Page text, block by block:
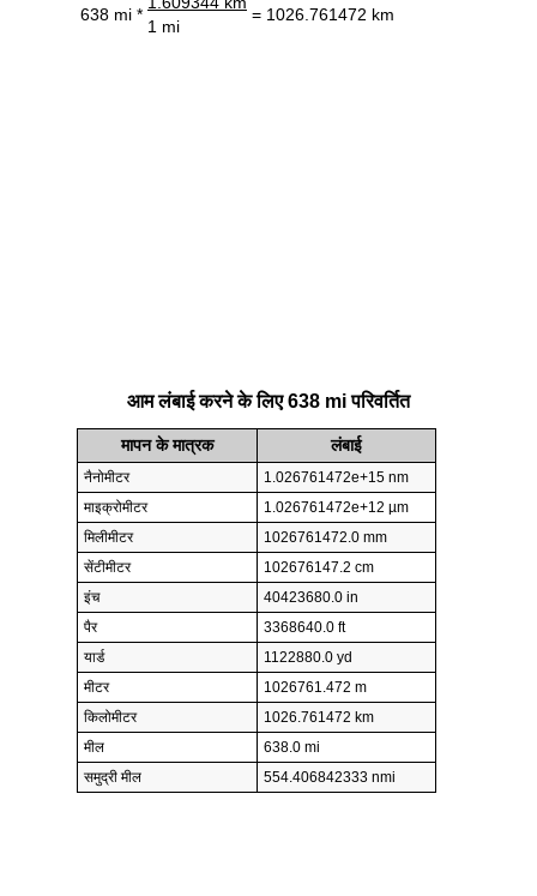
638 mi * = 1026.761472 km
1 mi
आम लंबाई करने के लिए 638 mi परिवर्तित
मापन के मात्रक लंबाई
नैनोमीटर
1.026761472e+15 nm
माइक्रोमीटर
1.026761472e+12 µm
मिलीमीटर
1026761472.0 mm
सेंटीमीटर
102676147.2 cm
इंच
40423680.0 in
पैर
3368640.0 ft
यार्ड
1122880.0 yd
मीटर
1026761.472 m
किलोमीटर
1026.761472 km
मील
638.0 mi
समुद्री मील
554.406842333 nmi